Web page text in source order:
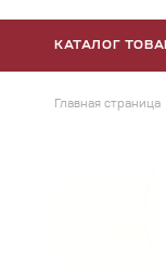
КАТАЛОГ
Главная страница